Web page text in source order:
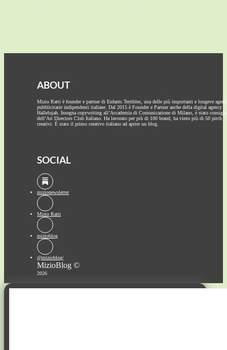
ABOUT
Mizio Ratti è founder e partner di Enfants Terribles, una delle più importanti e longeve
pubblicitarie indipendenti italiane. Dal 2015 è Founder e Partner anche della digital agency
Hallelujah. Insegna copywriting all’Accademia di Comunicazione di Milano, è stato
dell’Art Directors Club Italiano. Ha lavorato per più di 100 brand, ha vinto più di 50 pitch
creativi. È stato il primo creativo italiano ad aprire un blog.
SOCIAL
mizionewsletter
Mizio Ratti
mizioblog
@mizioblog/
MizioBlog ©
2026